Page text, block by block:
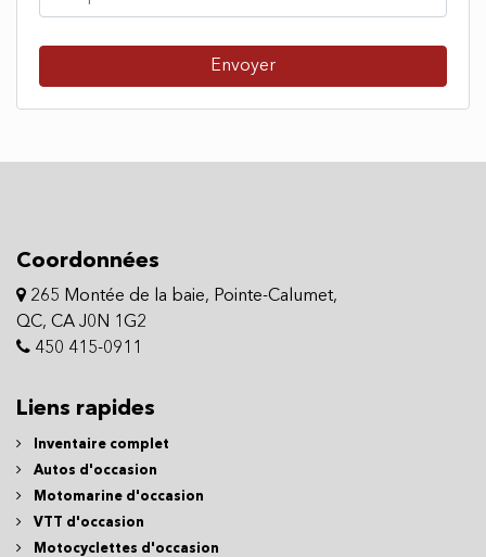
Envoyer
Coordonnées
265 Montée de la baie, Pointe-Calumet,
QC, CA J0N 1G2
450 415-0911
Liens rapides
Inventaire complet
Autos d'occasion
Motomarine d'occasion
VTT d'occasion
Motocyclettes d'occasion